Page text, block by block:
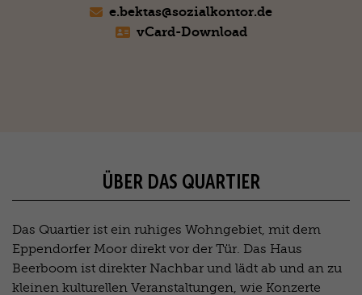
e.bektas@sozialkontor.de
vCard-Download
ÜBER DAS QUARTIER
Das Quartier ist ein ruhiges Wohngebiet, mit dem
Eppendorfer Moor direkt vor der Tür. Das Haus
Beerboom ist direkter Nachbar und lädt ab und an zu
kleinen kulturellen Veranstaltungen, wie Konzerte